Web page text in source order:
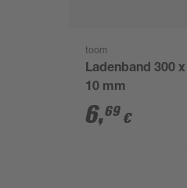
toom
Ladenband 300 x
10 mm
6,69 €